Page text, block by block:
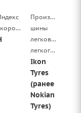
скорости
Производитель
шины
легковой/
легкогрузовой
Ikon
Tyres
(ранее
Nokian
Tyres)